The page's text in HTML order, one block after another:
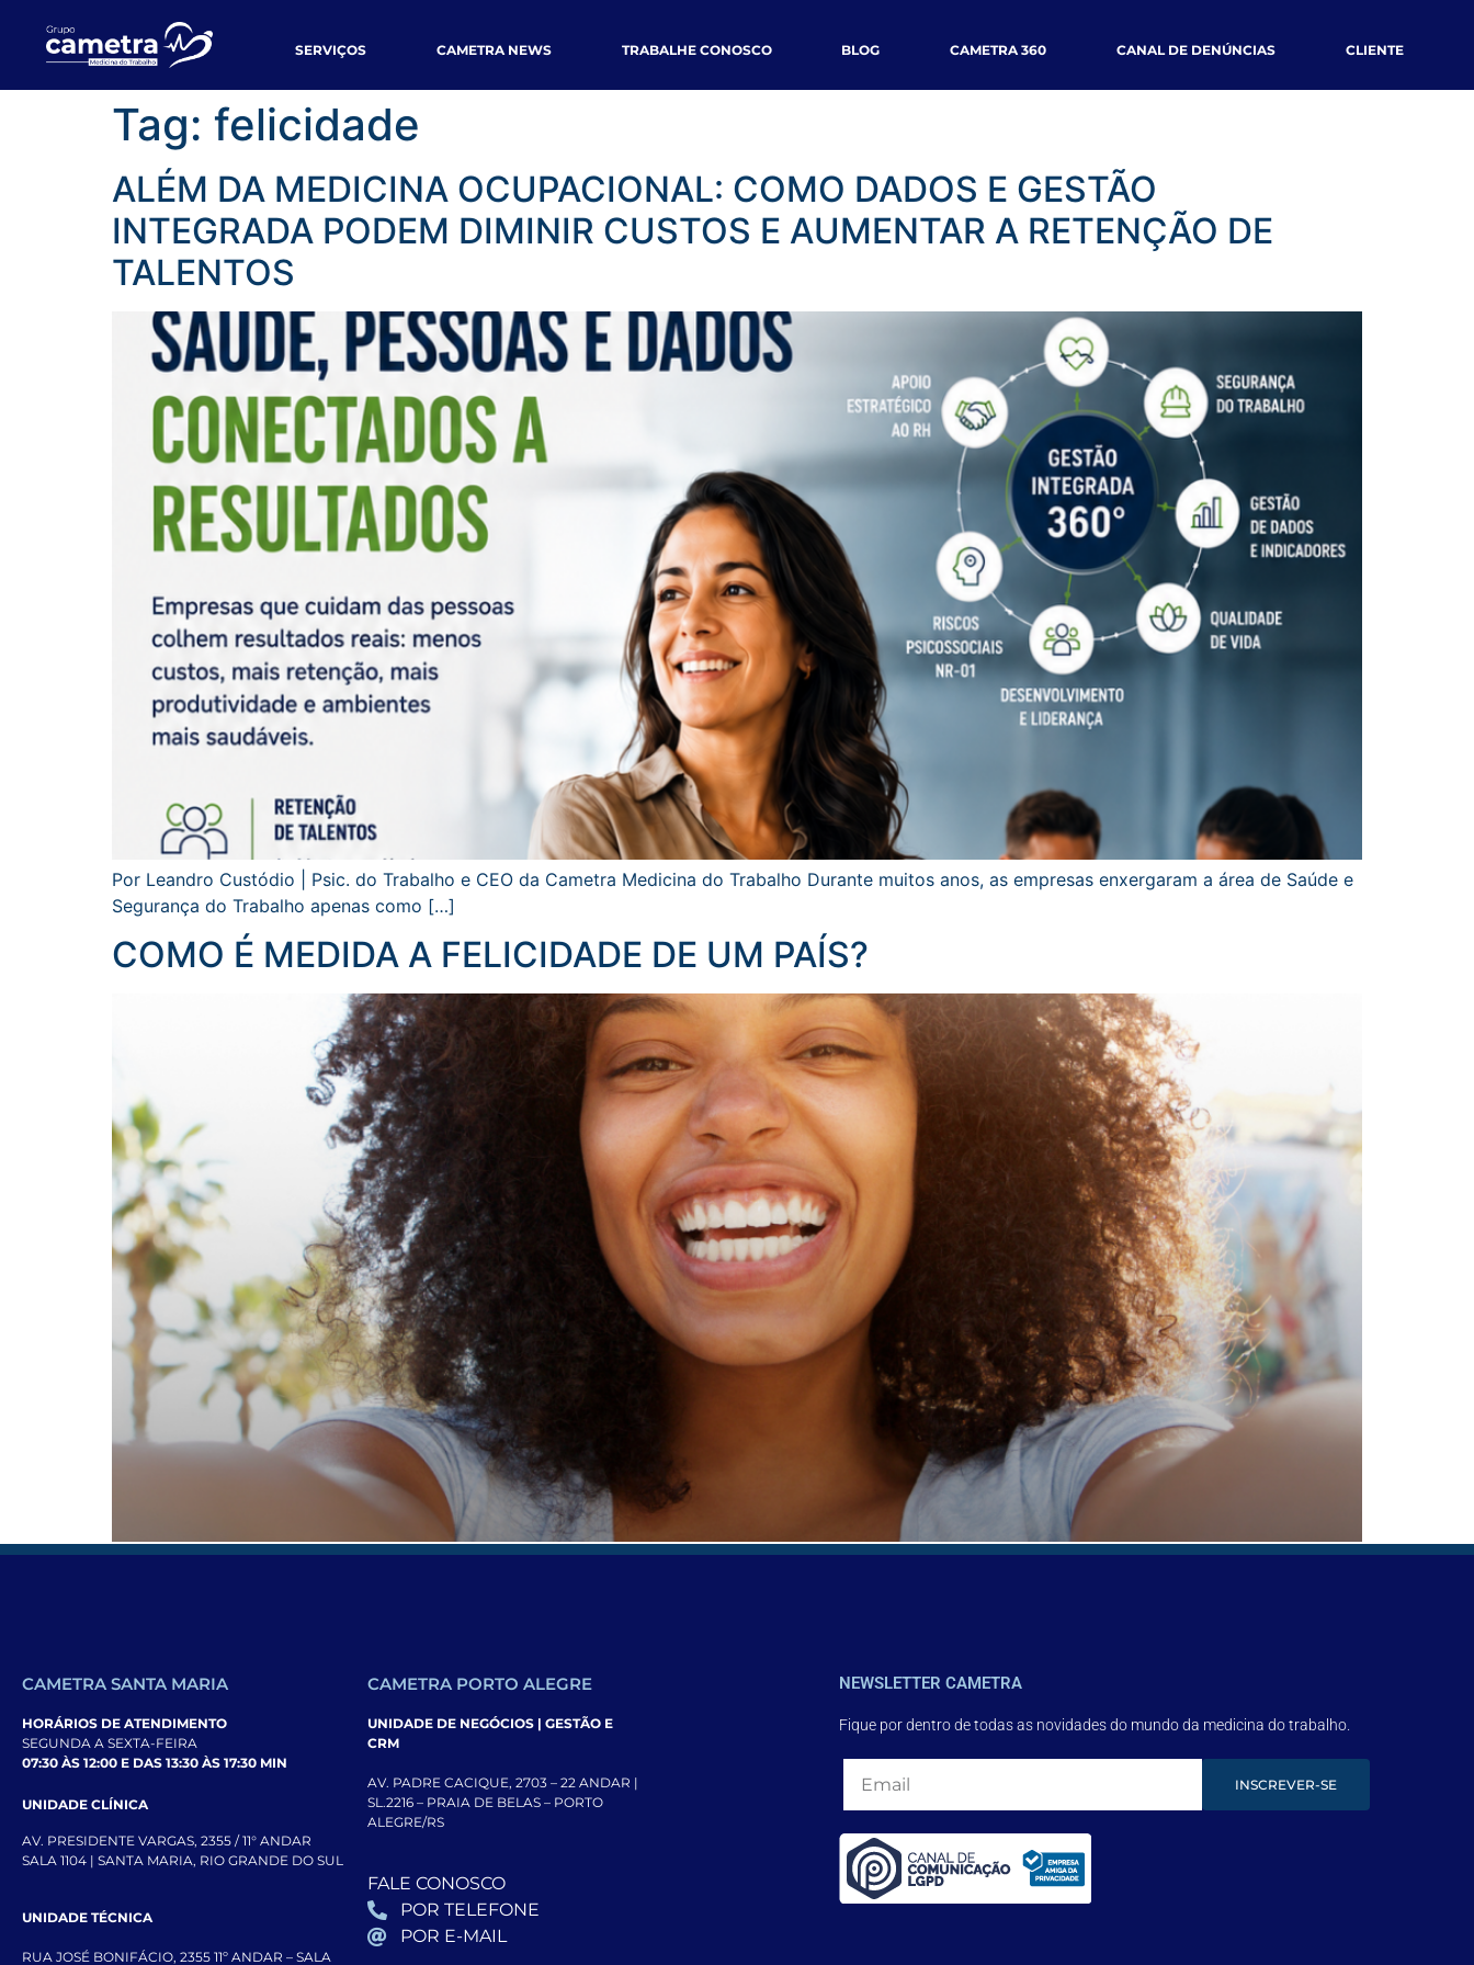
SERVIÇOS CAMETRA NEWS TRABALHE CONOSCO BLOG CAMETRA 360 CANAL DE DENÚNCIAS CLIENTE
Tag: felicidade
ALÉM DA MEDICINA OCUPACIONAL: COMO DADOS E GESTÃO
INTEGRADA PODEM DIMINIR CUSTOS E AUMENTAR A RETENÇÃO DE
TALENTOS
Por Leandro Custódio | Psic. do Trabalho e CEO da Cametra Medicina do Trabalho Durante muitos anos, as empresas enxergaram a área de Saúde e
Segurança do Trabalho apenas como […]
COMO É MEDIDA A FELICIDADE DE UM PAÍS?
Comparar a felicidade de diferentes países, com seus mais distintos modos de vida, cultura e condições socioeconômicas, é uma tarefa difícil.
CAMETRA SANTA MARIA
HORÁRIOS DE ATENDIMENTO
SEGUNDA A SEXTA-FEIRA
07:30 ÀS 12:00 E DAS 13:30 ÀS 17:30 MIN
UNIDADE CLÍNICA
AV. PRESIDENTE VARGAS, 2355 / 11° ANDAR
SALA 1104 | SANTA MARIA, RIO GRANDE DO SUL
UNIDADE TÉCNICA
RUA JOSÉ BONIFÁCIO, 2355 11º ANDAR – SALA
CAMETRA PORTO ALEGRE
UNIDADE DE NEGÓCIOS | GESTÃO E
CRM
AV. PADRE CACIQUE, 2703 – 22 ANDAR |
SL.2216 – PRAIA DE BELAS – PORTO
ALEGRE/RS
FALE CONOSCO
POR TELEFONE
POR E-MAIL
NEWSLETTER CAMETRA
Fique por dentro de todas as novidades do mundo da medicina do trabalho.
INSCREVER-SE